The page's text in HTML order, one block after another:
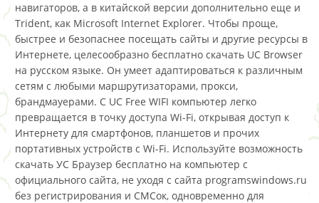
навигаторов, а в китайской версии дополнительно еще и
Trident, как Microsoft Internet Explorer. Чтобы проще,
быстрее и безопаснее посещать сайты и другие ресурсы в
Интернете, целесообразно бесплатно скачать UC Browser
на русском языке. Он умеет адаптироваться к различным
сетям с любыми маршрутизаторами, прокси,
брандмауерами. С UC Free WIFI компьютер легко
превращается в точку доступа Wi-Fi, открывая доступ к
Интернету для смартфонов, планшетов и прочих
портативных устройств с Wi-Fi. Используйте возможность
скачать УС Браузер бесплатно на компьютер с
официального сайта, не уходя с сайта programswindows.ru
без регистрирования и СМСок, одновременно для